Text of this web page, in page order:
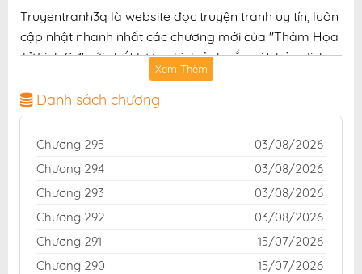
Truyentranh3q là website đọc truyện tranh uy tín, luôn
cập nhật nhanh nhất các chương mới của "Thảm Họa
Tử Linh Sư" với chất lượng hình ảnh sắc nét, bản dịch
chuẩn và giao diện thân thiện, mang đến trải nghiệm
đọc truyện hấp dẫn, tiện lợi, hoàn toàn miễn phí cho
độc giả yêu thích truyện tranh online.
Xem Thêm
Danh sách chương
Chương 295
03/08/2026
Chương 294
03/08/2026
Chương 293
03/08/2026
Chương 292
03/08/2026
Chương 291
15/07/2026
Chương 290
15/07/2026